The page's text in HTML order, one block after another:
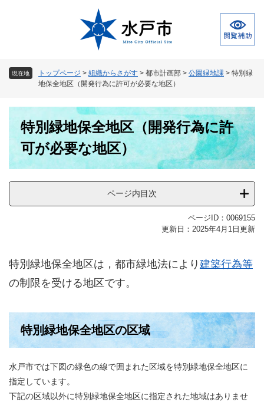
現在地 トップページ > 組織からさがす > 都市計画部 > 公園緑地課 > 特別緑
地保全地区（開発行為に許可が必要な地区）
特別緑地保全地区（開発行為に許
可が必要な地区）
ページ内目次
ページID：0069155
更新日：2025年4月1日更新
特別緑地保全地区は，都市緑地法により 建築行為等
の制限を受ける地区です。
特別緑地保全地区の区域
水戸市では下図の緑色の線で囲まれた区域を特別緑地保全地区に
指定しています。
下記の区域以外に特別緑地保全地区に指定された地域はありませ